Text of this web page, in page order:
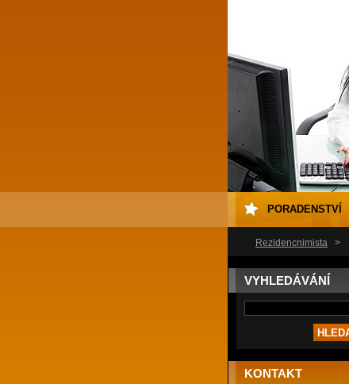
Rezidencnimista >
VYHLEDÁVÁNÍ
KONTAKT
PORADENSTVÍ